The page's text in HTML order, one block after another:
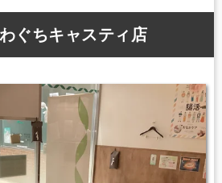
ぐちキャスティ店